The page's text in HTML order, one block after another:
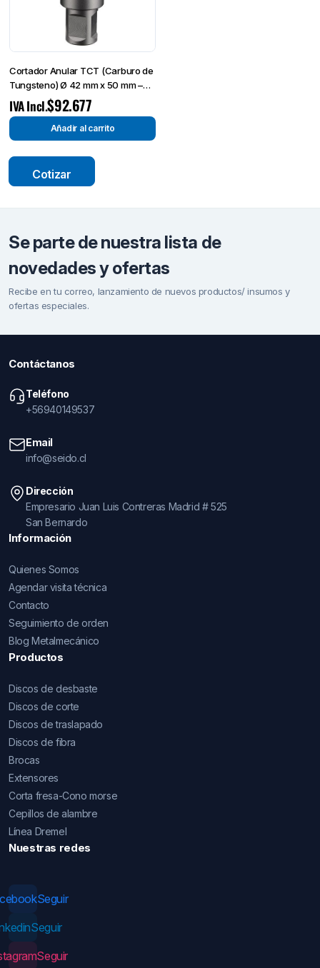
Cortador Anular TCT (Carburo de
Tungsteno) Ø 42 mm x 50 mm –
Broca de Corte-
$92.677
IVA Incl.
Añadir al carrito
Cotizar
Se parte de nuestra lista de
novedades y ofertas
Recibe en tu correo, lanzamiento de nuevos productos/ insumos y
ofertas especiales.
Contáctanos
Teléfono
+56940149537
Email
info@seido.cl
Dirección
Empresario Juan Luis Contreras Madrid # 525
San Bernardo
Información
Quienes Somos
Agendar visita técnica
Contacto
Seguimiento de orden
Blog Metalmecánico
Productos
Discos de desbaste
Discos de corte
Discos de traslapado
Discos de fibra
Brocas
Extensores
Corta fresa-Cono morse
Cepillos de alambre
Línea Dremel
Nuestras redes
Seguir
Seguir
Seguir